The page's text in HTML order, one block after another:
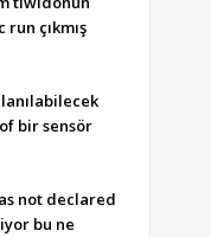
run çıkmış
bir sensör
not declared
bu ne